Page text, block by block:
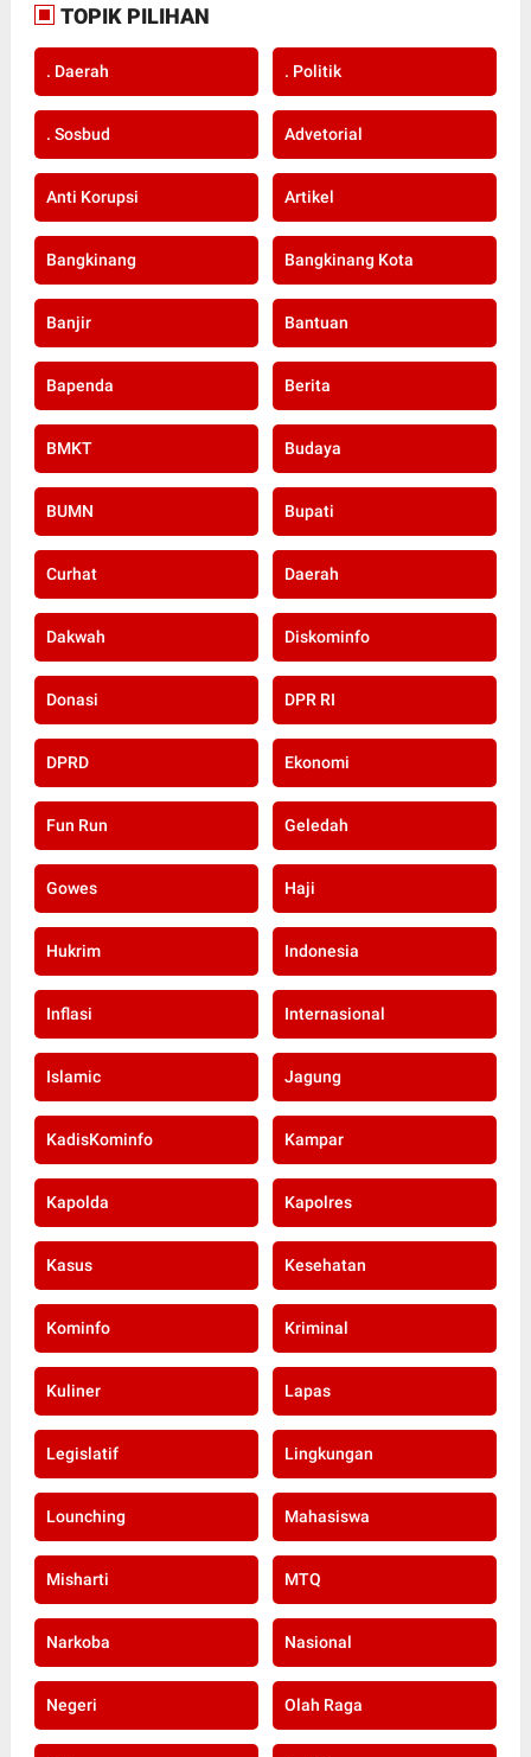
TOPIK PILIHAN
. Daerah . Politik
. Sosbud Advetorial
Anti Korupsi Artikel
Bangkinang Bangkinang Kota
Banjir Bantuan
Bapenda Berita
BMKT Budaya
BUMN Bupati
Curhat Daerah
Dakwah Diskominfo
Donasi DPR RI
DPRD Ekonomi
Fun Run Geledah
Gowes Haji
Hukrim Indonesia
Inflasi Internasional
Islamic Jagung
KadisKominfo Kampar
Kapolda Kapolres
Kasus Kesehatan
Kominfo Kriminal
Kuliner Lapas
Legislatif Lingkungan
Lounching Mahasiswa
Misharti MTQ
Narkoba Nasional
Negeri Olah Raga